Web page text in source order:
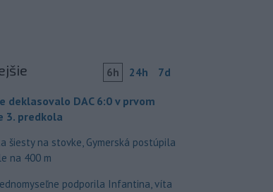
6h 24h 7d
deklasovalo DAC 6:0 v prvom
3. predkola
šiesty na stovke, Gymerská postúpila
na 400 m
podporila Infantina, víta